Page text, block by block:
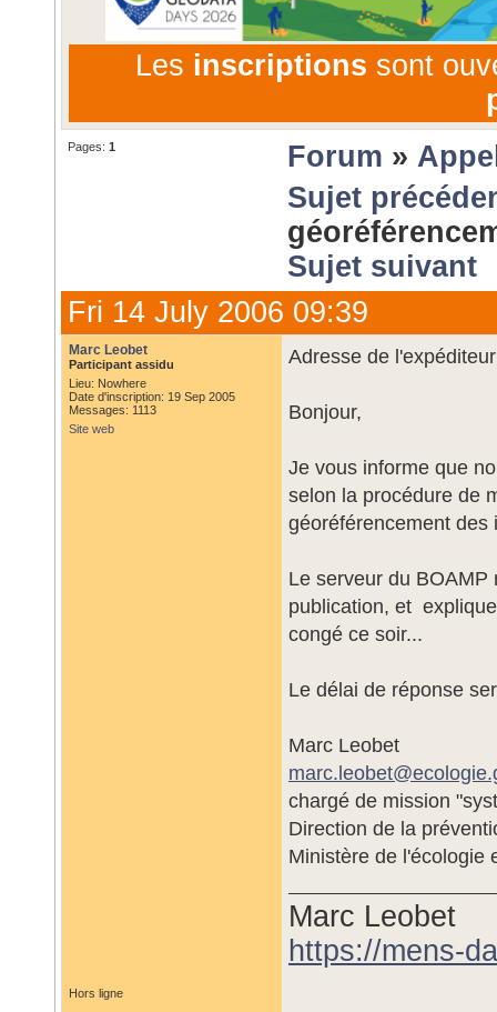
Les inscriptions sont
Pages: 1 Forum »
Sujet
Sujet suivant
Fri 14 July 2006 09:39
Marc Leobet
Participant assidu
Lieu: Nowhere
Date d'inscription: 19 Sep 2005
Messages: 1113
Site web
Adresse de
Bonjour,
Je vous informe que
selon la procédure de
géoréférencement des
Le serveur du
publication, et
congé ce soir...
Le délai de réponse
Marc Leobet
marc.leobet@
chargé de mission
Direction de la
Ministère de l'écologie
Marc Leobet
https://mens-
Hors ligne